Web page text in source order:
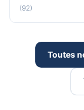
(92)
Toutes